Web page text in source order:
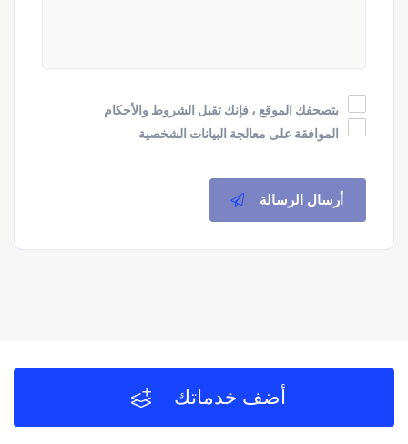
بتصحفك الموقع ، فإنك تقبل الشروط والأحكام
الموافقة على معالجة البيانات الشخصية
أرسال الرسالة
أضف خدماتك